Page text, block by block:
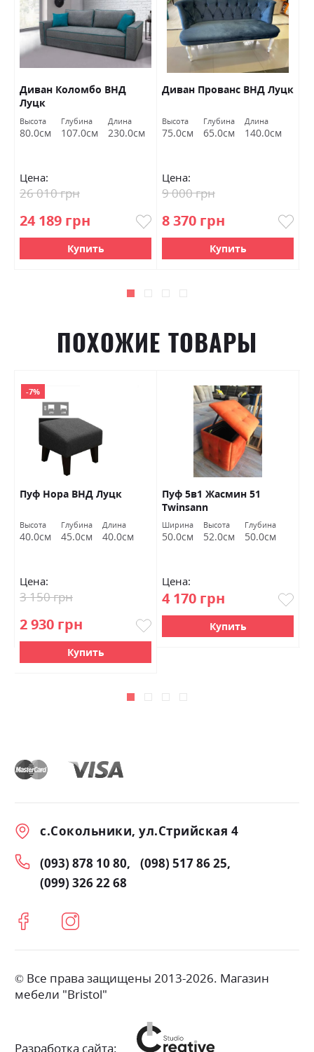
Диван Коломбо ВНД
Луцк
Высота
80.0см
Глубина
107.0см
Длина
230.0см
Цена:
24 189 грн
26 010 грн
Купить
Диван Прованс ВНД Луцк
Высота
75.0см
Глубина
65.0см
Длина
140.0см
Цена:
8 370 грн
9 000 грн
Купить
ПОХОЖИЕ ТОВАРЫ
-7%
Пуф Нора ВНД Луцк
Высота
40.0см
Глубина
45.0см
Длина
40.0см
Цена:
2 930 грн
3 150 грн
Купить
Пуф 5в1 Жасмин 51
Twinsann
Ширина
50.0см
Высота
52.0см
Глубина
50.0см
Цена:
4 170 грн
Купить
с.Сокольники, ул.Стрийская 4
(093) 878 10 80
(098) 517 86 25
(099) 326 22 68
© Все права защищены 2013-2026. Магазин
мебели "Bristol"
Разработка сайта: